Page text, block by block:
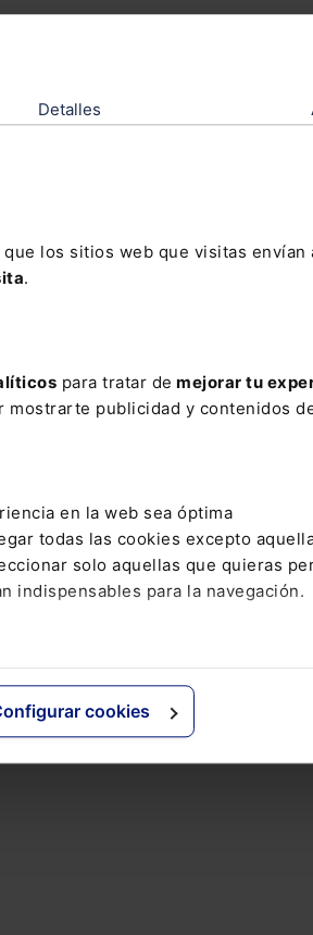
Detalles
que los sitios web que visitas envían
.
para tratar de mejorar tu
publicidad y contenidos
en la web sea óptima
todas las cookies excepto
solo aquellas que quieras
indispensables para la navegación.
cookies
en materia de enfermedad
de 4 de mayo, por
modifica la Ley
de 29 de julio, de
legal.